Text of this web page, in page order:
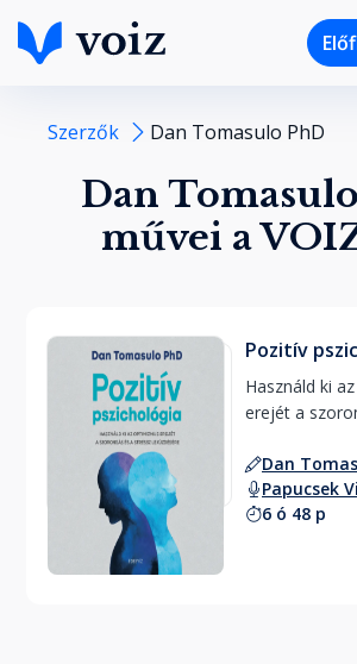
Szerzők Dan Tomasulo PhD
Dan
művei a
Pozitív
Használd ki
erejét a
Dan
Papucsek
6 ó 48 p